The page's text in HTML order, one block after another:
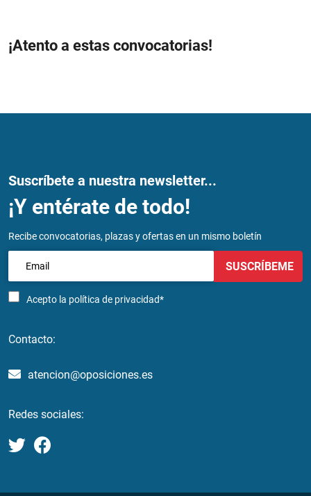
¡Atento a estas convocatorias!
Suscríbete a nuestra newsletter...
¡Y entérate de todo!
Recibe convocatorias, plazas y ofertas en un mismo boletín
Acepto la política de privacidad*
SUSCRÍBEME
Contacto:
atencion@oposiciones.es
Redes sociales: